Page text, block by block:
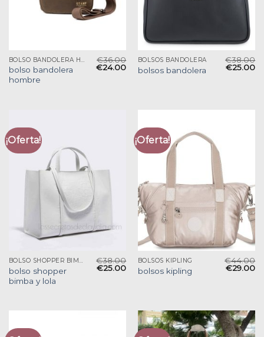
bolso bandolera
hombre
€36.00
€24.00
BOLSOS BANDOLERA
bolsos bandolera
€38.00
€25.00
¡Oferta!
BOLSO SHOPPER BIMBA Y LOLA
bolso shopper
bimba y lola
€38.00
€25.00
¡Oferta!
BOLSOS KIPLING
bolsos kipling
€44.00
€29.00